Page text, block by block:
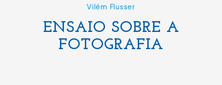
Vilém Flusser
ENSAIO SOBRE A
FOTOGRAFIA